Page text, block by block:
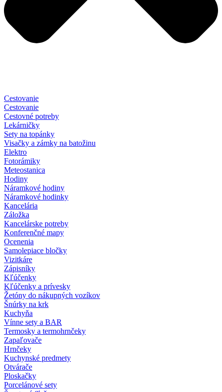
Cestovanie
Cestovanie
Cestovné potreby
Lekárničky
Sety na topánky
Visačky a zámky na batožinu
Elektro
Fotorámiky
Meteostanica
Hodiny
Náramkové hodiny
Náramkové hodinky
Kancelária
Záložka
Kancelárske potreby
Konferenčné mapy
Ocenenia
Samolepiace bločky
Vizitkáre
Zápisníky
Kľúčenky
Kľúčenky a prívesky
Žetóny do nákupných vozíkov
Šnúrky na krk
Kuchyňa
Vínne sety a BAR
Termosky a termohrnčeky
Zapaľovače
Hrnčeky
Kuchynské predmety
Otvárače
Ploskačky
Porcelánové sety